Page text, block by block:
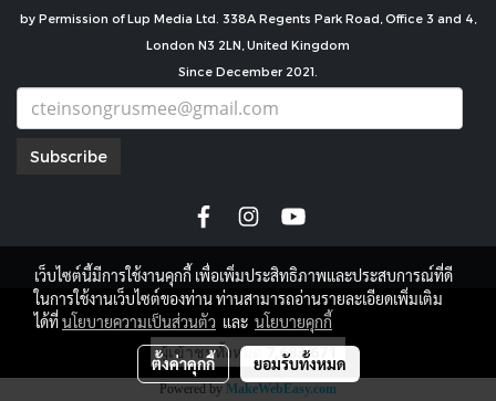
by Permission of Lup Media Ltd. 338A Regents Park Road, Office 3 and 4,
London N3 2LN, United Kingdom
Since December 2021.
Subscribe
copyright by
ผู้เข้าชมทั้งหมด7,683,671
Powered byMakeWebEasy.com
เว็บไซต์นี้มีการใช้งานคุกกี้ เพื่อเพิ่มประสิทธิภาพและประสบการณ์ที่ดี
ในการใช้งานเว็บไซต์ของท่าน ท่านสามารถอ่านรายละเอียดเพิ่มเติม
ได้ที่นโยบายความเป็นส่วนตัว และ นโยบายคุกกี้
ตั้งค่าคุกกี้ ยอมรับทั้งหมด